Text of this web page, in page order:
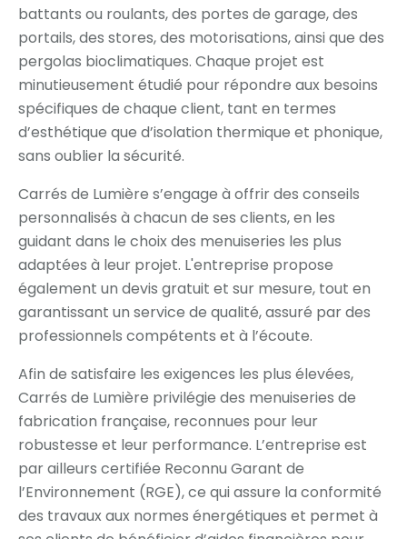
battants ou roulants, des portes de garage, des
portails, des stores, des motorisations, ainsi que des
pergolas bioclimatiques. Chaque projet est
minutieusement étudié pour répondre aux besoins
spécifiques de chaque client, tant en termes
d’esthétique que d’isolation thermique et phonique,
sans oublier la sécurité.
Carrés de Lumière s’engage à offrir des conseils
personnalisés à chacun de ses clients, en les
guidant dans le choix des menuiseries les plus
adaptées à leur projet. L'entreprise propose
également un devis gratuit et sur mesure, tout en
garantissant un service de qualité, assuré par des
professionnels compétents et à l’écoute.
Afin de satisfaire les exigences les plus élevées,
Carrés de Lumière privilégie des menuiseries de
fabrication française, reconnues pour leur
robustesse et leur performance. L’entreprise est
par ailleurs certifiée Reconnu Garant de
l’Environnement (RGE), ce qui assure la conformité
des travaux aux normes énergétiques et permet à